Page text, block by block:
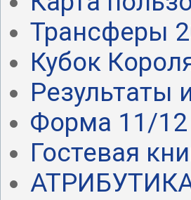
Трансферы
Кубок
Результаты
Форма 11/12
Гостевая